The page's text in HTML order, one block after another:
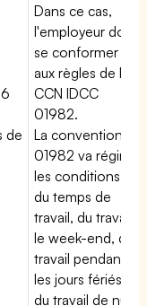
de
Dans ce cas,
l'employeur doit
se conformer
aux règles de la
CCN IDCC
01982.
La convention
01982 va régir
les conditions
du temps de
travail, du travail
le week-end, du
travail pendant
les jours fériés,
du travail de nuit